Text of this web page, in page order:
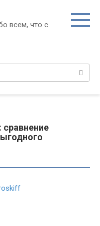
всем, что с
сравнение